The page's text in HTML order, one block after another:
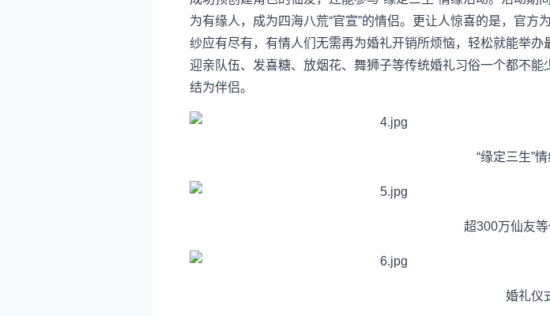
为有缘人，成为四海八荒“官宣”的情侣。更让人惊喜的是，官方
纱应有尽有，有情人们无需再为婚礼开销所烦恼，轻松就能举
迎亲队伍、发喜糖、放烟花、舞狮子等传统婚礼习俗一个都不
结为伴侣。
“缘定三生”
超300万仙友
婚礼仪